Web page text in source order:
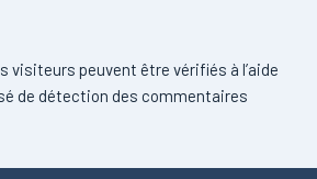
visiteurs peuvent être vérifiés à l’aide
de détection des commentaires